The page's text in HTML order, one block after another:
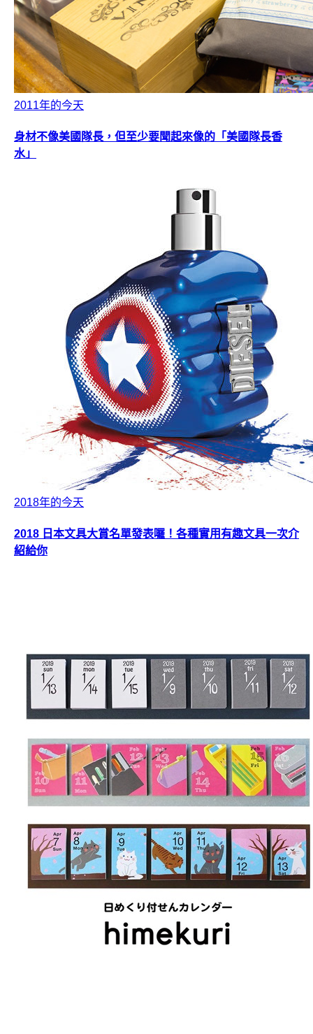
2011年的今天
身材不像美國隊長，但至少要聞起來像的「美國隊長香
水」
2018年的今天
2018 日本文具大賞名單發表囉！各種實用有趣文具一次介
紹給你